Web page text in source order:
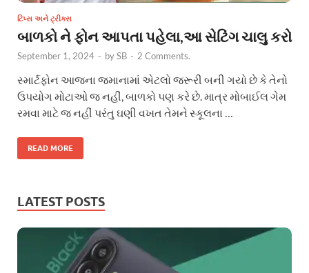
ટિપ્સ અને ટ્રીક્સ
બાળકો ને ફોન આપતા પહેલા,આ સેટિંગ ચાલુ કરો
September 1, 2024 - bySB - 2 Comments.
સ્માર્ટફોન આજના જમાનામાં એટલો જરૂરી બની ગયો છે કે તેનો
ઉપયોગ મોટાઓ જ નહીં, બાળકો પણ કરે છે. માત્ર મોબાઈલ ગેમ
રમવા માટે જ નહીં પરંતુ ઘણી વખત તેમને સ્કૂલના …
READ MORE
LATEST POSTS